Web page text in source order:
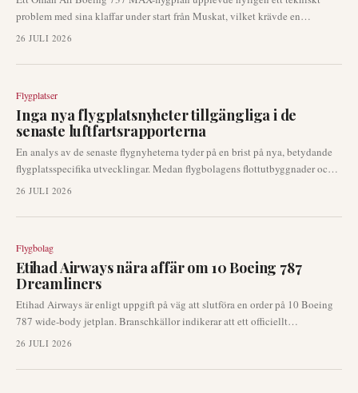
problem med sina klaffar under start från Muskat, vilket krävde en
omedelbar återgång till avgångsflygplatsen. Incidenten resulterade inte i
finns för sådana händelser. Flygmyndigheterna kommer sannolikt att
26 JULI 2026
Flygplatser
Inga nya flygplatsnyheter tillgängliga i de
senaste luftfartsrapporterna
En analys av de senaste flygnyheterna tyder på en brist på nya, betydande
flygplatsspecifika utvecklingar. Medan flygbolagens flottutbyggnader och
flygplansleveranser är framträdande, har inga uppmärksammade
översikt över det aktuella rapporteringslandskapet, och noterar frånvaron
26 JULI 2026
Flygbolag
Etihad Airways nära affär om 10 Boeing 787
Dreamliners
Etihad Airways är enligt uppgift på väg att slutföra en order på 10 Boeing
787 wide-body jetplan. Branschkällor indikerar att ett officiellt
tillkännagivande kan komma redan under Farnborough Airshow, vilket
strategi för långdistansflottan.
26 JULI 2026